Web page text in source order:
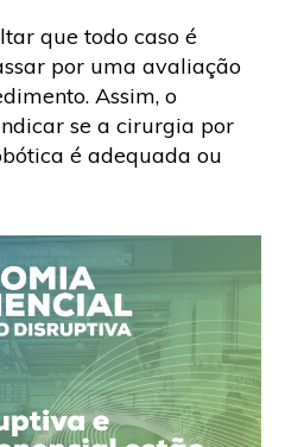
que todo caso é
por uma avaliação
Assim, o
se a cirurgia por
é adequada ou